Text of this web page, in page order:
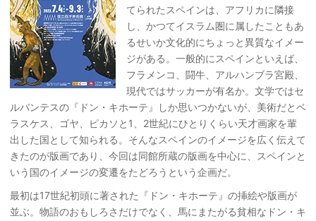
てられたスペインは、アフリカに隣接
し、かつてイスラム圏に属したこともあ
るせいか文化的にちょっと異質なイメー
ジがある。一般的にスペインといえば、
フラメンコ、闘牛、アルハンブラ宮殿、
現代ではサッカーが有名か。文学ではセ
ルバンテスの『ドン・キホーテ』しか思いつかないが、美術だとベ
ラスケス、ゴヤ、ピカソと1、2世紀にひとりくらい天才画家を輩
出した国として知られる。そんなスペインのイメージを広く伝えて
きたのが版画であり、今回は同館所蔵の版画を中心に、スペインと
いう国のイメージの変遷をたどろうという企画だ。
最初は17世紀初頭に著された『ドン・キホーテ』の挿絵や版画が
並ぶ。物語のおもしろさだけでなく、馬にまたがる貧相なドン・キ